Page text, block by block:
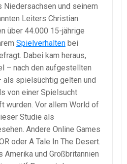
Niedersachsen und seinem
Leiters Christian
über 44.000 15-jährige
Spielverhalten bei
Dabei kam heraus,
– nach den aufgestellten
als spielsüchtig gelten und
von einer Spielsucht
wurden. Vor allem World of
Studie als
Andere Online Games
oder A Tale In The Desert.
Amerika und Großbritannien